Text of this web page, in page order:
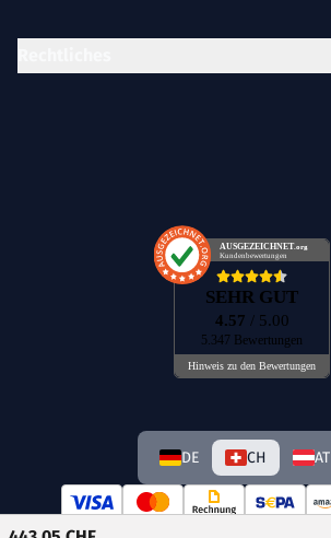
AUSGEZEICHNET.org
Kundenbewertungen
SEHR GUT
4.57 / 5.00
5.347 Bewertungen
Hinweis zu den Bewertungen
DE CH AT